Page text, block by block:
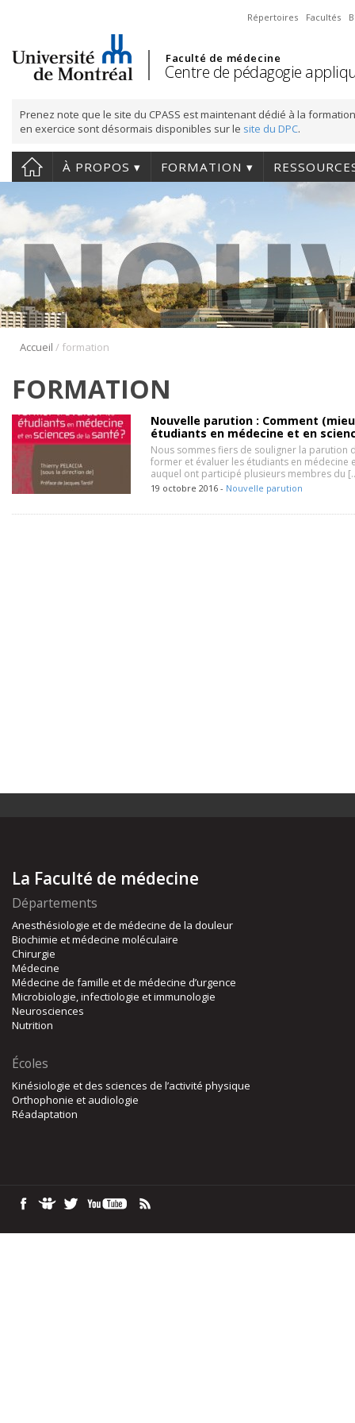
Répertoires Facultés
Faculté de médecine
Centre de pédagogie
Prenez note que le site du CPASS est maintenant dédié à la
en exercice sont désormais disponibles sur le site du DPC.
À PROPOS FORMATION
Accueil / formation
FORMATION
Nouvelle parution : Comment
étudiants en médecine et en
Nous sommes fiers de souligner la parution
former et évaluer les étudiants en médecine
auquel ont participé plusieurs membres du
19 octobre 2016 - Nouvelle parution
La Faculté de médecine
Départements
Anesthésiologie et de médecine de la douleur
Biochimie et médecine moléculaire
Chirurgie
Médecine
Médecine de famille et de médecine d’urgence
Microbiologie, infectiologie et immunologie
Neurosciences
Nutrition
Écoles
Kinésiologie et des sciences de l’activité physique
Orthophonie et audiologie
Réadaptation